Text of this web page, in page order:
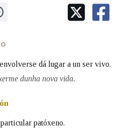
IDENTIDADE CORPORATIVA
MARCIAL DEL ADALID
FIGURAS HOMENAXEADAS
PRIMAVERA DAS LETRAS
PORTAL DAS PALABRAS
dá lugar a un ser vivo.
dunha nova vida.
patóxeno.